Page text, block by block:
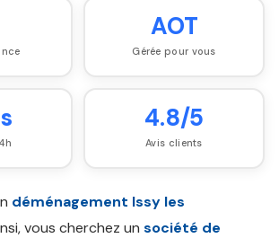
AOT
Gérée pour vous
4.8/5
Avis clients
déménagement Issy les
vous cherchez un société de